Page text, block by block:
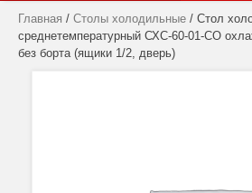
Главная / Столы холодильные / Стол
среднетемпературный СХС-60-01-СО
без борта (ящики 1/2, дверь)